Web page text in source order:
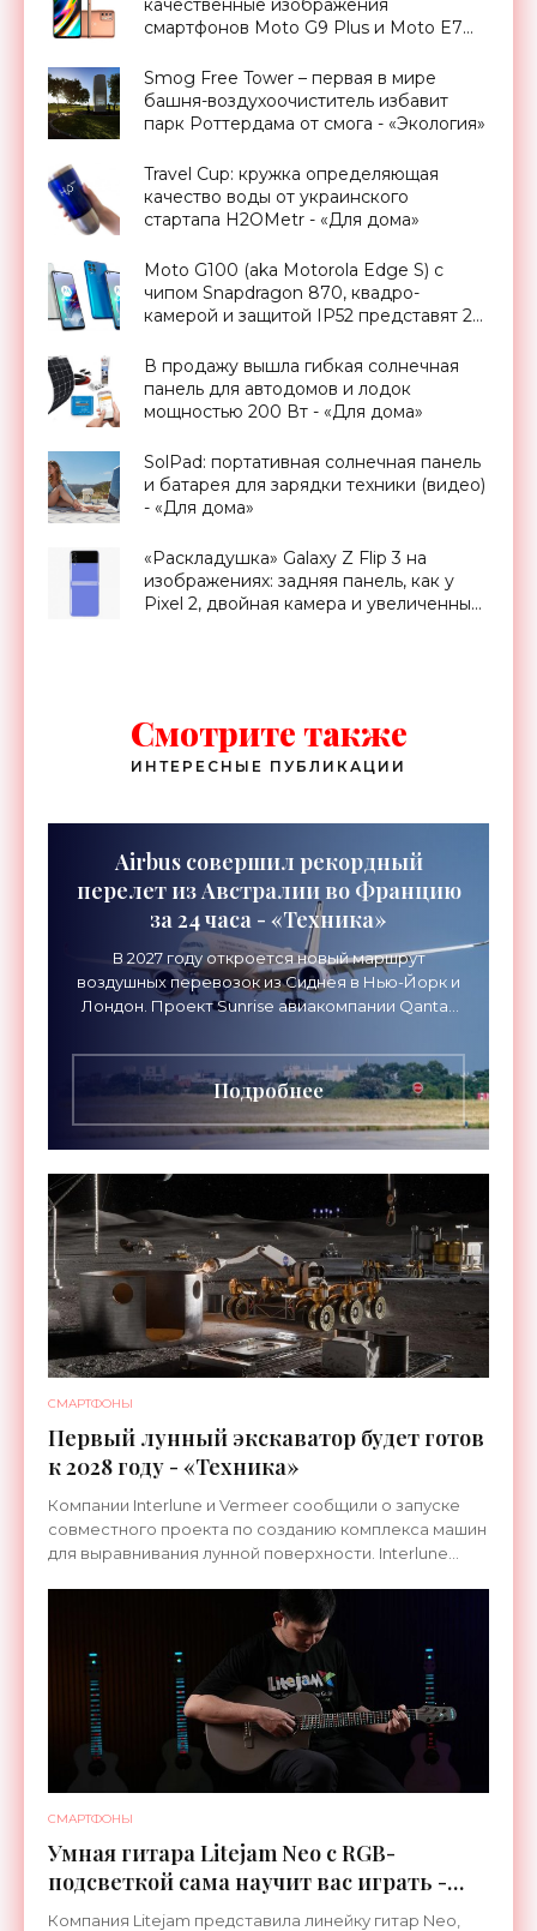
качественные изображения
смартфонов Moto G9 Plus и Moto E7
Smog Free Tower – первая в мире
башня-воздухоочиститель избавит
парк Роттердама от смога - «Экология»
Travel Cup: кружка определяющая
качество воды от украинского
стартапа H2OMetr - «Для дома»
Moto G100 (aka Motorola Edge S) c
чипом Snapdragon 870, квадро-
камерой и защитой IP52 представят 25
В продажу вышла гибкая солнечная
панель для автодомов и лодок
мощностью 200 Вт - «Для дома»
SolPad: портативная солнечная панель
и батарея для зарядки техники (видео)
- «Для дома»
«Раскладушка» Galaxy Z Flip 3 на
изображениях: задняя панель, как у
Pixel 2, двойная камера и увеличенный
Смотрите также
ИНТЕРЕСНЫЕ ПУБЛИКАЦИИ
Airbus совершил рекордный
перелет из Австралии во Францию
за 24 часа - «Техника»
В 2027 году откроется новый маршрут
воздушных перевозок из Сиднея в Нью-Йорк и
Лондон. Проект Sunrise авиакомпании Qantas
длительностью до 24
Подробнее
СМАРТФОНЫ
Первый лунный экскаватор будет готов
к 2028 году - «Техника»
Компании Interlune и Vermeer сообщили о запуске
совместного проекта по созданию комплекса машин
для выравнивания лунной поверхности. Interlune
СМАРТФОНЫ
Умная гитара Litejam Neo с RGB-
подсветкой сама научит вас играть -
«Гаджеты»
Компания Litejam представила линейку гитар Neo,